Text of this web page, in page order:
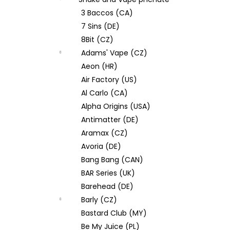
3 Baccos (CA)
7 Sins (DE)
8Bit (CZ)
Adams' Vape (CZ)
Aeon (HR)
Air Factory (US)
Al Carlo (CA)
Alpha Origins (USA)
Antimatter (DE)
Aramax (CZ)
Avoria (DE)
Bang Bang (CAN)
BAR Series (UK)
Barehead (DE)
Barly (CZ)
Bastard Club (MY)
Be My Juice (PL)
JOYETECH BF SS316 ATOMIZER 0,6OHM